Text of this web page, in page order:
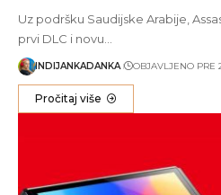
Uz podršku Saudijske Arabije,
prvi DLC i novu…
INDIJANKADANKA OBJAVLJENO PRE
Pročitaj više